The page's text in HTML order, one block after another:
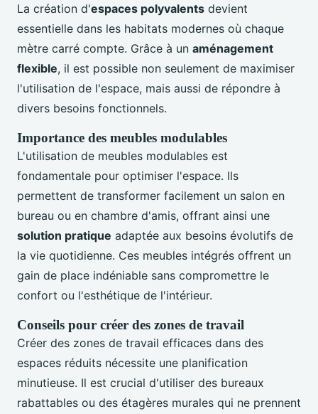
La création d'espaces polyvalents devient
essentielle dans les habitats modernes où chaque
mètre carré compte. Grâce à un aménagement
flexible, il est possible non seulement de maximiser
l'utilisation de l'espace, mais aussi de répondre à
divers besoins fonctionnels.
Importance des meubles modulables
L'utilisation de meubles modulables est
fondamentale pour optimiser l'espace. Ils
permettent de transformer facilement un salon en
bureau ou en chambre d'amis, offrant ainsi une
solution pratique adaptée aux besoins évolutifs de
la vie quotidienne. Ces meubles intégrés offrent un
gain de place indéniable sans compromettre le
confort ou l'esthétique de l'intérieur.
Conseils pour créer des zones de travail
Créer des zones de travail efficaces dans des
espaces réduits nécessite une planification
minutieuse. Il est crucial d'utiliser des bureaux
rabattables ou des étagères murales qui ne prennent